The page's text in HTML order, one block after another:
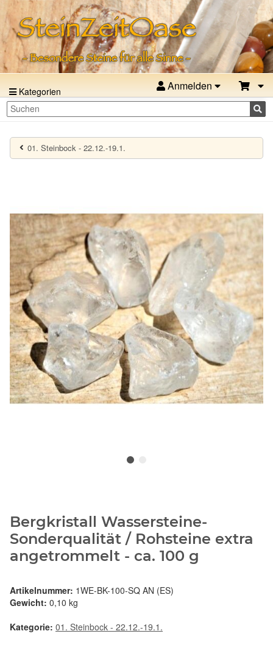
Kategorien Anmelden
01. Steinbock - 22.12.-19.1.
Bergkristall Wassersteine-
Sonderqualität / Rohsteine extra
angetrommelt - ca. 100 g
Artikelnummer: 1WE-BK-100-SQ AN (ES)
Gewicht: 0,10 kg
Kategorie: 01. Steinbock - 22.12.-19.1.